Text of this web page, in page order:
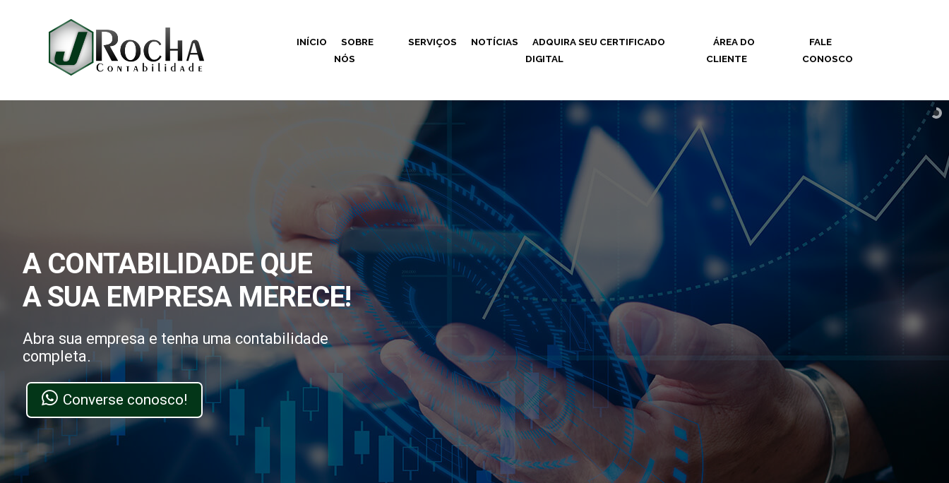
INÍCIO
SOBRE
NÓS
SERVIÇOS NOTÍCIAS
ADQUIRA SEU CERTIFICADO
DIGITAL
ÁREA DO
CLIENTE
FALE
CONOSCO
A CONTABILIDADE QUE
A SUA EMPRESA MERECE!
Abra sua empresa e tenha uma contabilidade
completa.
Converse conosco!